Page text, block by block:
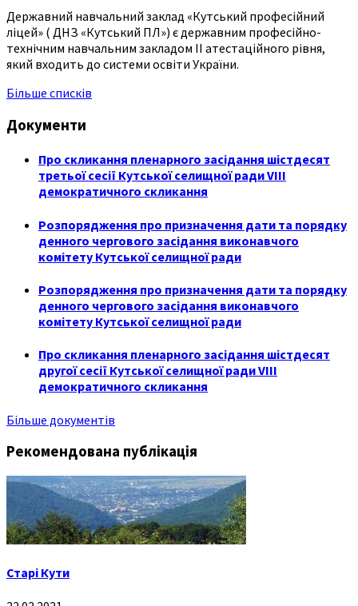
Державний навчальний заклад «Кутський професійний
ліцей» ( ДНЗ «Кутський ПЛ») є державним професійно-
технічним навчальним закладом ІІ атестаційного рівня,
який входить до системи освіти України.
Більше списків
Документи
Про скликання пленарного засідання шістдесят
третьої сесії Кутської селищної ради VIII
демократичного скликання
Розпорядження про призначення дати та порядку
денного чергового засідання виконавчого
комітету Кутської селищної ради
Розпорядження про призначення дати та порядку
денного чергового засідання виконавчого
комітету Кутської селищної ради
Про скликання пленарного засідання шістдесят
другої сесії Кутської селищної ради VIII
демократичного скликання
Більше документів
Рекомендована публікація
Старі Кути